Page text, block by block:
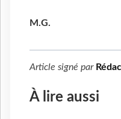
M.G.
Article signé par
À lire aussi